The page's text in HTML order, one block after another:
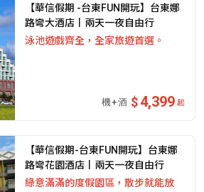
【華信假期 -台東FUN開玩】台東娜
路彎大酒店丨兩天一夜自由行
泳池遊戲齊全，全家旅遊首選。
4,399 起
【華信假期-台東FUN開玩】台東娜
路彎花園酒店丨兩天一夜自由行
綠意滿滿的度假園區，散步就能放